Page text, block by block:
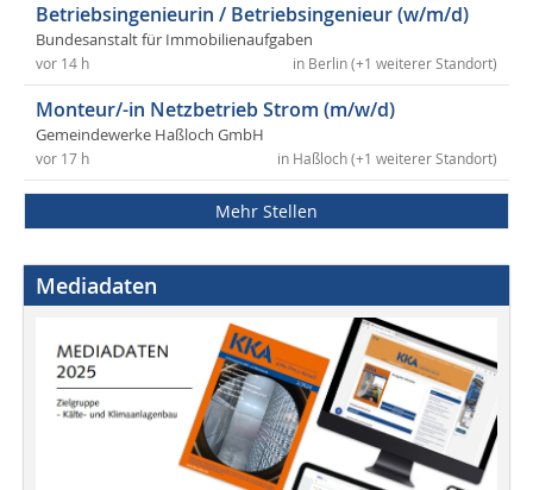
Betriebsingenieurin / Betriebsingenieur (w/m/d)
Bundesanstalt für Immobilienaufgaben
in Berlin (+1 weiterer Standort)
vor 14 h
Monteur/-in Netzbetrieb Strom (m/w/d)
Gemeindewerke Haßloch GmbH
in Haßloch (+1 weiterer Standort)
vor 17 h
Mehr Stellen
Mediadaten